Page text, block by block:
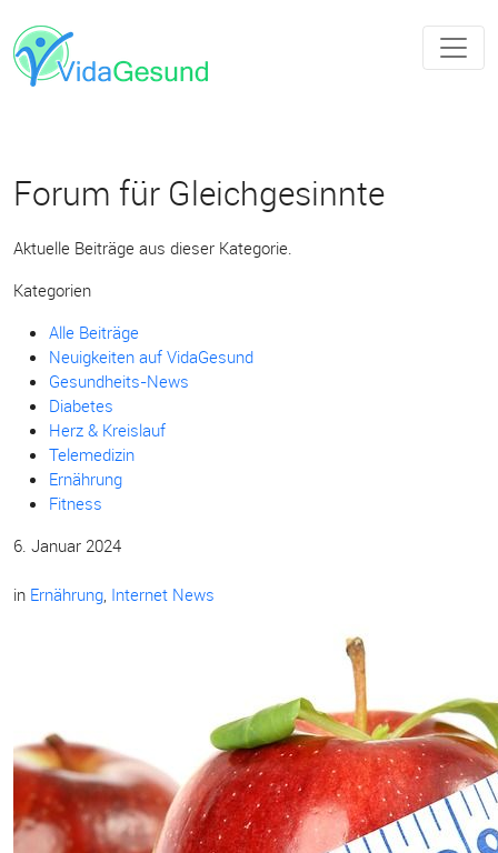
Forum für Gleichgesinnte
Aktuelle Beiträge aus dieser Kategorie.
Kategorien
Alle Beiträge
Neuigkeiten auf VidaGesund
Gesundheits-News
Diabetes
Herz & Kreislauf
Telemedizin
Ernährung
Fitness
6. Januar 2024
in Ernährung, Internet News